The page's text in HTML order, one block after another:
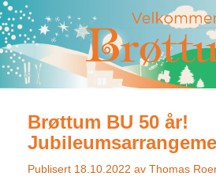
Brøttum BU 50 år!
Publisert 18.10.2022 av Thomas